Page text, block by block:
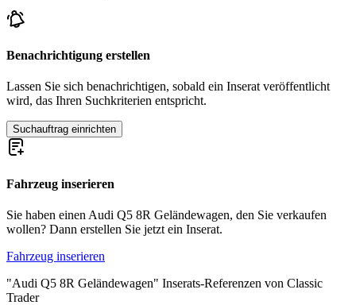
Benachrichtigung erstellen
Lassen Sie sich benachrichtigen, sobald ein Inserat veröffentlicht
wird, das Ihren Suchkriterien entspricht.
Suchauftrag einrichten
Fahrzeug inserieren
Sie haben einen Audi Q5 8R Geländewagen, den Sie verkaufen
wollen? Dann erstellen Sie jetzt ein Inserat.
Fahrzeug inserieren
"Audi Q5 8R Geländewagen" Inserats-Referenzen von Classic
Trader